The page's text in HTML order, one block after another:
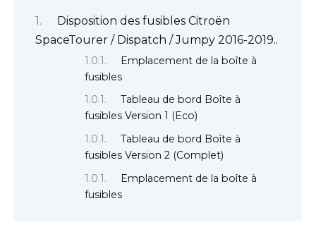
Disposition des fusibles Citroën
SpaceTourer / Dispatch / Jumpy 2016-2019..
Emplacement de la boîte à
fusibles
Tableau de bord Boîte à
fusibles Version 1 (Eco)
Tableau de bord Boîte à
fusibles Version 2 (Complet)
Emplacement de la boîte à
fusibles